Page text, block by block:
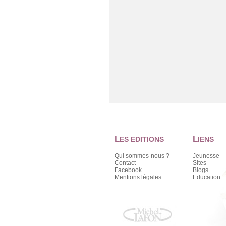
LES EDITIONS
Qui sommes-nous ?
Contact
Facebook
Mentions légales
LIENS
Jeunesse
Sites
Blogs
Education